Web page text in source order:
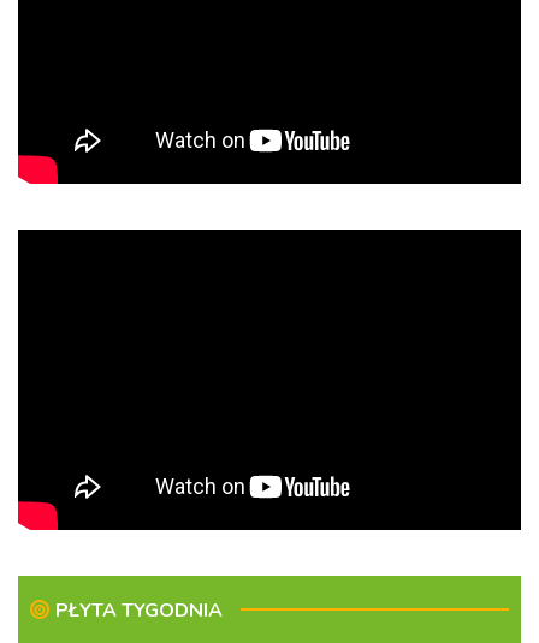
PŁYTA TYGODNIA